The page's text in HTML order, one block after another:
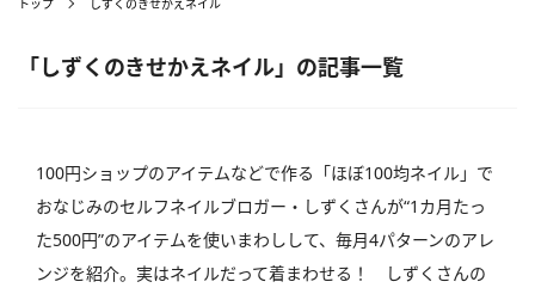
「しずくのきせかえネイル」の記事一覧
100円ショップのアイテムなどで作る「ほぼ100均ネイル」で
おなじみのセルフネイルブロガー・しずくさんが“1カ月たっ
た500円”のアイテムを使いまわしして、毎月4パターンのアレ
ンジを紹介。実はネイルだって着まわせる！ しずくさんの